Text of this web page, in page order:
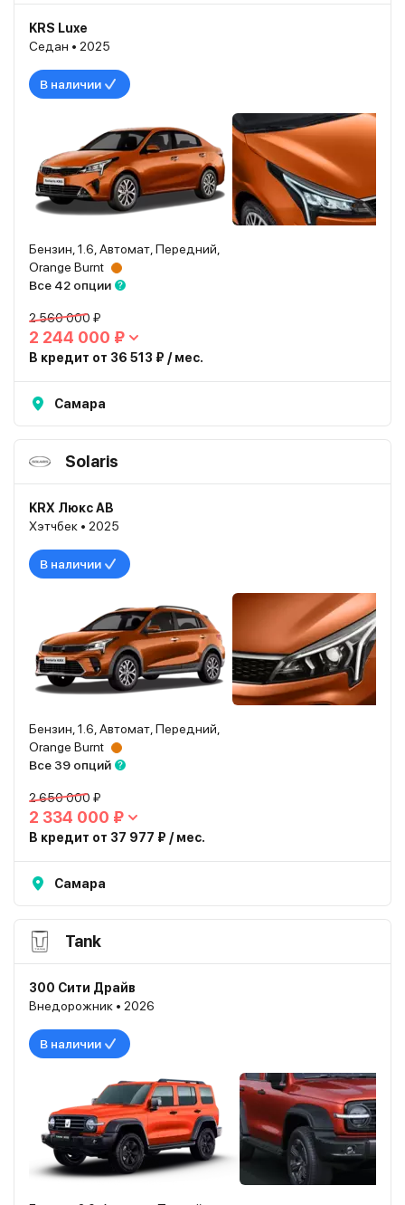
KRS Luxe
Седан • 2025
В наличии
Бензин, 1.6, Автомат, Передний,
Orange Burnt
Все 42 опции
2 560 000 ₽
2 244 000 ₽
В кредит от 36 513 ₽ / мес.
Самара
Solaris
KRX Люкс АВ
Хэтчбек • 2025
В наличии
Бензин, 1.6, Автомат, Передний,
Orange Burnt
Все 39 опций
2 650 000 ₽
2 334 000 ₽
В кредит от 37 977 ₽ / мес.
Самара
Tank
300 Сити Драйв
Внедорожник • 2026
В наличии